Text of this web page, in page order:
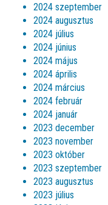
2024 szeptember
2024 augusztus
2024 július
2024 június
2024 május
2024 április
2024 március
2024 február
2024 január
2023 december
2023 november
2023 október
2023 szeptember
2023 augusztus
2023 július